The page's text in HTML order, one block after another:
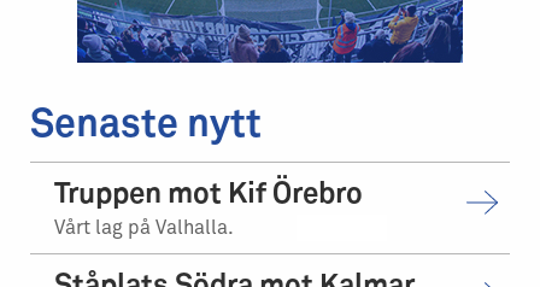
Senaste nytt
Truppen mot Kif Örebro
Vårt lag på Valhalla.